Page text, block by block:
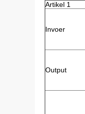
Artikel 1
Invoer
Output